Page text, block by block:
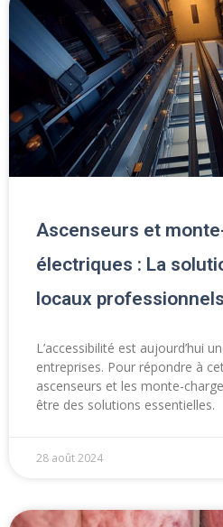
Ascenseurs et
électriques : La
locaux professionnels
L’accessibilité est aujourd’hui
entreprises. Pour répondre à
ascenseurs et les monte-
être des solutions essentielles.
28 août 2024